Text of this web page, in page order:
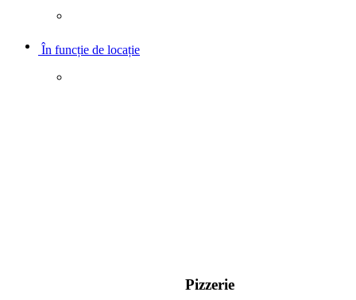
În funcție de locație
Pizzerie